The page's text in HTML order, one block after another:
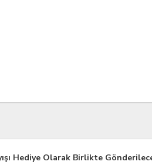
Hediye Olarak Birlikte